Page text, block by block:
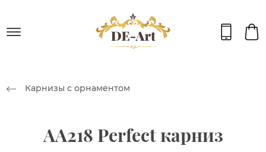
Карнизы с орнаментом
AA218 Perfect карниз